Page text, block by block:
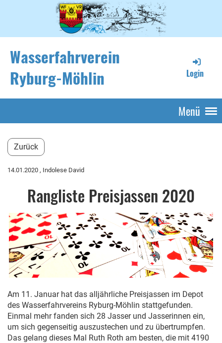
Wasserfahrverein
Ryburg-Möhlin
Login
Menü
Zurück
14.01.2020 , Indolese David
Rangliste Preisjassen 2020
Am 11. Januar hat das alljährliche Preisjassen im Depot
des Wasserfahrvereins Ryburg-Möhlin stattgefunden.
Einmal mehr fanden sich 28 Jasser und Jasserinnen ein,
um sich gegenseitig auszustechen und zu übertrumpfen.
Das gelang dieses Mal Ruth Roth am besten, die mit 4190